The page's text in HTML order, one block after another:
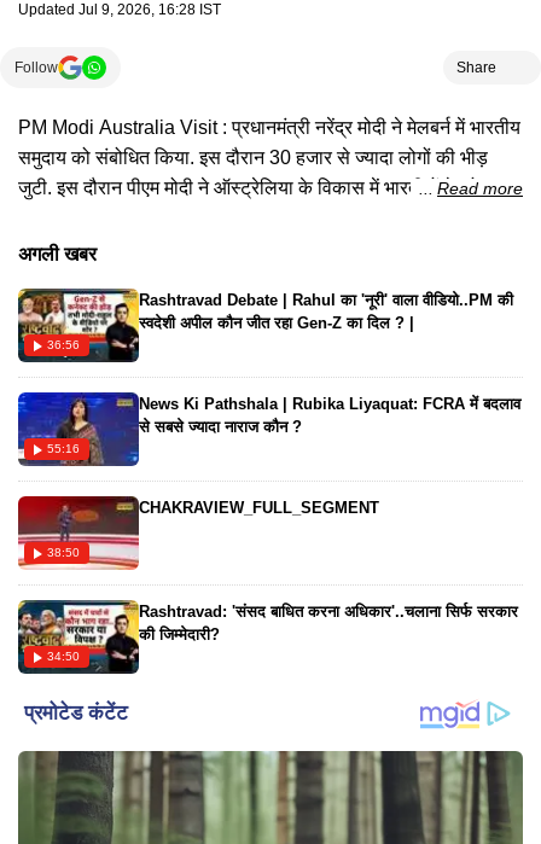
Updated Jul 9, 2026, 16:28 IST
Follow Share
PM Modi Australia Visit : प्रधानमंत्री नरेंद्र मोदी ने मेलबर्न में भारतीय
समुदाय को संबोधित किया. इस दौरान 30 हजार से ज्यादा लोगों की भीड़
जुटी. इस दौरान पीएम मोदी ने ऑस्ट्रेलिया के विकास में भारतीयों के योगदान
तैयारी कर रहा है. #pmmodi #australia #melbourne
#topnews #latestnews
Read more
अगली खबर
36:56
Rashtravad Debate | Rahul का 'नूरी' वाला वीडियो..PM की
स्वदेशी अपील कौन जीत रहा Gen-Z का दिल ? |
55:16
News Ki Pathshala | Rubika Liyaquat: FCRA में बदलाव
से सबसे ज्यादा नाराज कौन ?
38:50
CHAKRAVIEW_FULL_SEGMENT
34:50
Rashtravad: 'संसद बाधित करना अधिकार'..चलाना सिर्फ सरकार
की जिम्मेदारी?